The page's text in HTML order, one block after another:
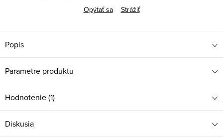
Opýtať sa
Strážiť
Popis
Parametre produktu
Hodnotenie (1)
Diskusia